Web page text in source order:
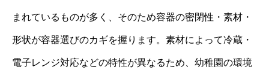
まれているものが多く、そのため容器の密閉性・素材・
形状が容器選びのカギを握ります。素材によって冷蔵・
電子レンジ対応などの特性が異なるため、幼稚園の環境